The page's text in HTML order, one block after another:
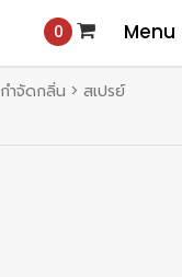
0
กำจัดกลิ่น > สเปรย์